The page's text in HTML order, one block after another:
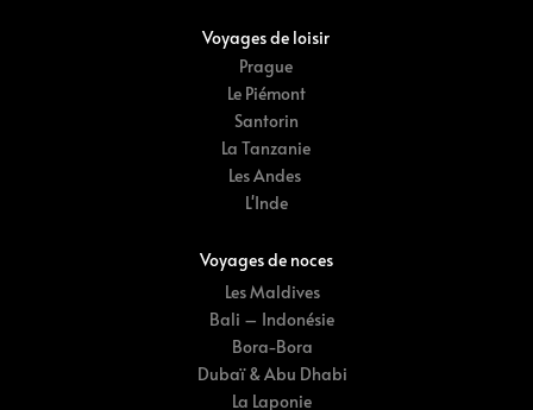
Voyages de loisir
Prague
Le Piémont
Santorin
La Tanzanie
Les Andes
L'Inde
Voyages de noces
Les Maldives
Bali – Indonésie
Bora-Bora
Dubaï & Abu Dhabi
La Laponie